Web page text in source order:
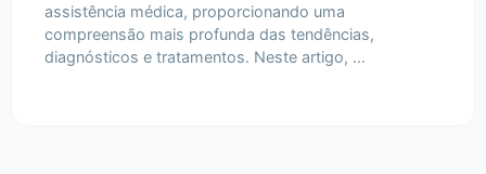
assistência médica, proporcionando uma
compreensão mais profunda das tendências,
diagnósticos e tratamentos. Neste artigo, …